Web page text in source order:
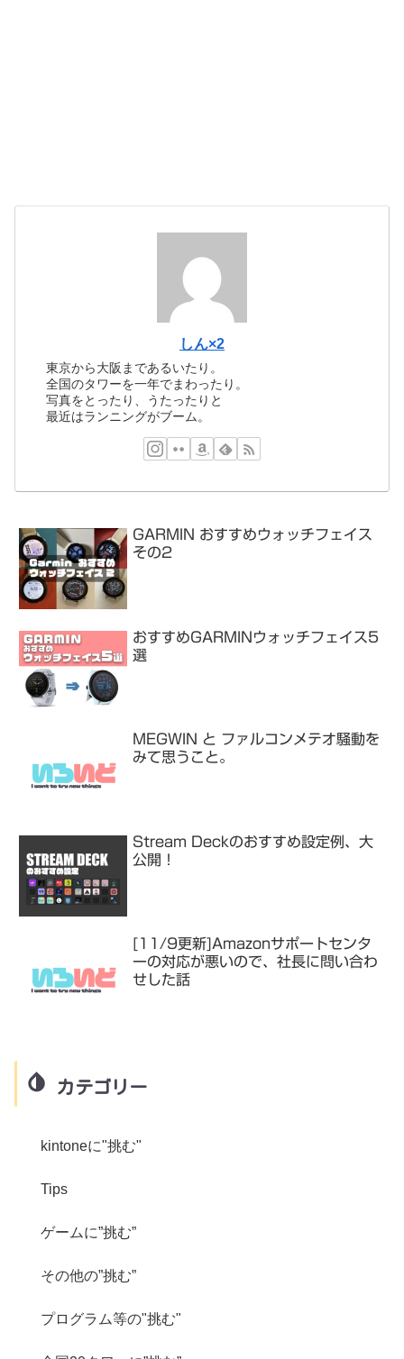
しん×2
東京から大阪まであるいたり。
全国のタワーを一年でまわったり。
写真をとったり、うたったりと
最近はランニングがブーム。
GARMIN おすすめウォッチフェイス
その2
おすすめGARMINウォッチフェイス5
選
MEGWIN と ファルコンメテオ騒動を
みて思うこと。
Stream Deckのおすすめ設定例、大
公開！
[11/9更新]Amazonサポートセンタ
ーの対応が悪いので、社長に問い合わ
せした話
カテゴリー
kintoneに"挑む"
Tips
ゲームに”挑む”
その他の”挑む”
プログラム等の"挑む"